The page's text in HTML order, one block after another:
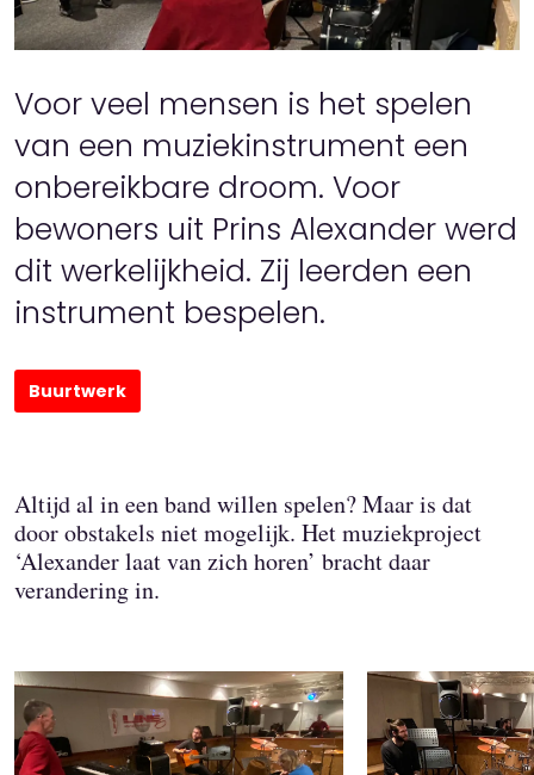
Voor veel mensen is het spelen
van een muziekinstrument een
onbereikbare droom. Voor
bewoners uit Prins Alexander werd
dit werkelijkheid. Zij leerden een
instrument bespelen.
Buurtwerk
Altijd al in een band willen spelen? Maar is dat
door obstakels niet mogelijk. Het muziekproject
‘Alexander laat van zich horen’ bracht daar
verandering in.